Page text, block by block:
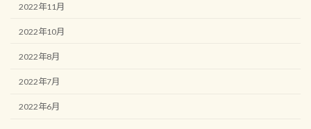
2022年11月
2022年10月
2022年8月
2022年7月
2022年6月